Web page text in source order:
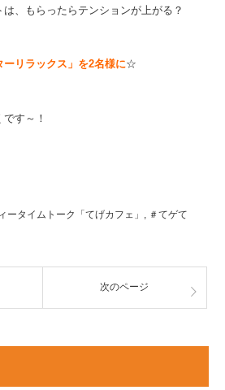
、もらったらテンションが上がる？
ーリラックス」を2名様に☆
す～！
ータイムトーク「てげカフェ」
＃てゲて
次のページ